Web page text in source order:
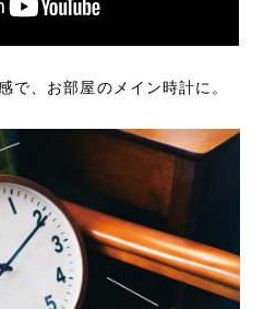
、お部屋のメイン時計に。